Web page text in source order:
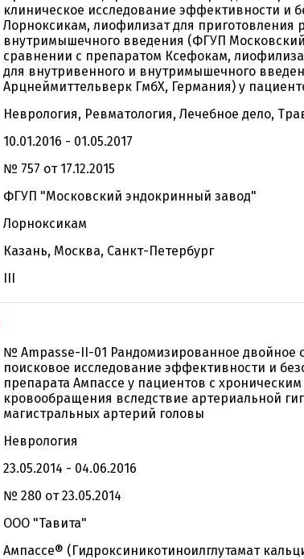
клиническое исследование эффективности и
Лорноксикам, лиофилизат для приготовления
внутримышечного введения (ФГУП
сравнении с препаратом Ксефокам,
для внутривенного и внутримышечного
Арцнеймиттельверк ГмбХ, Германия) у
Неврология, Ревматология, Лечебное дело,
10.01.2016 - 01.05.2017
№ 757 от 17.12.2015
ФГУП "Московский эндокринный завод"
Лорноксикам
Казань, Москва, Санкт-Петербург
III
№ Ampasse-II-01 Рандомизированное двойное
поисковое исследование эффективности и
препарата Ампассе у пациентов с
кровообращения вследствие артериальной
магистральных артерий головы
Неврология
23.05.2014 - 04.06.2016
№ 280 от 23.05.2014
ООО "Тавита"
Ампассе® (Гидроксиникотиноилглутамат